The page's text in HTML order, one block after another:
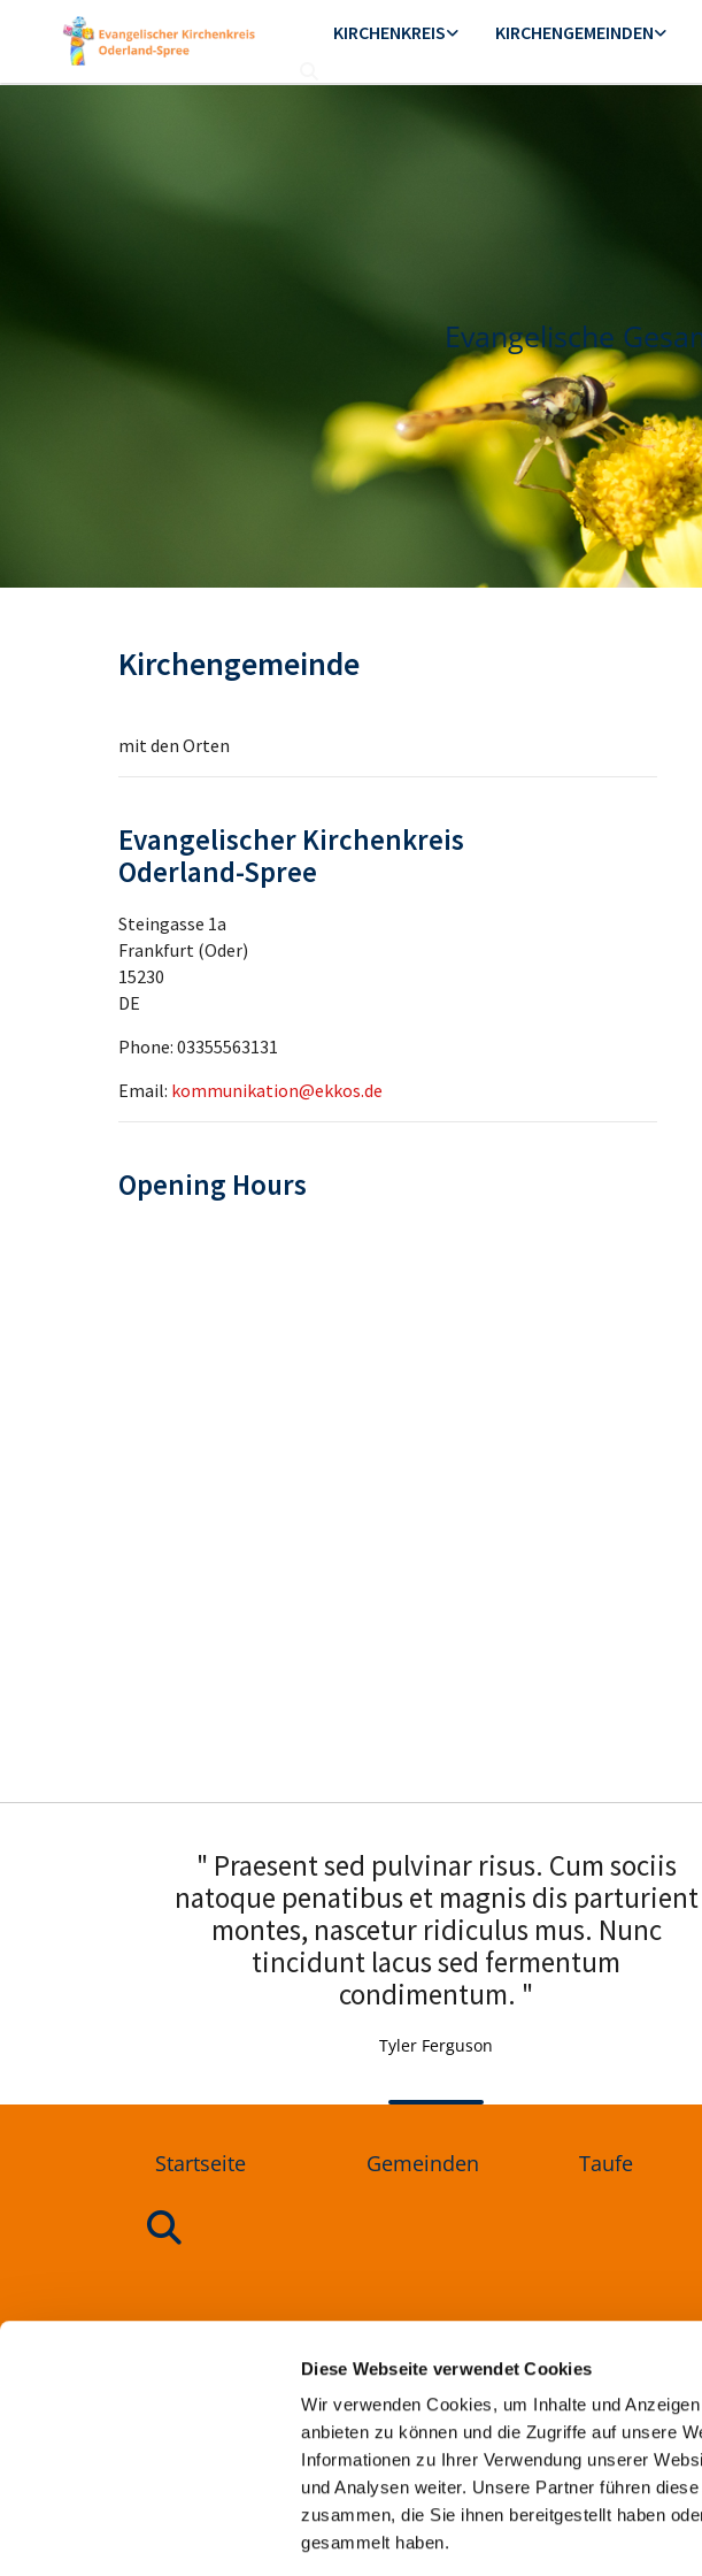
Diese Webseite verwendet Cookies
Wir verwenden Cookies, um Inhalte und
anbieten zu können und die Zugriffe auf unsere
Informationen zu Ihrer Verwendung unserer
und Analysen weiter. Unsere Partner führen
zusammen, die Sie ihnen bereitgestellt haben
gesammelt haben.
KIRCHENKREIS KIRCHENGEMEINDEN
Evangelische
Kirchengemeinde
mit den Orten
Evangelischer Kirchenkreis
Oderland-Spree
Steingasse 1a
Frankfurt (Oder)
15230
DE
Phone: 03355563131
Email: kommunikation@ekkos.de
Opening Hours
" Praesent sed pulvinar risus. Cum sociis
natoque penatibus et magnis dis parturient
montes, nascetur ridiculus mus. Nunc
tincidunt lacus sed fermentum
condimentum. "
Tyler Ferguson
Startseite Gemeinden Taufe